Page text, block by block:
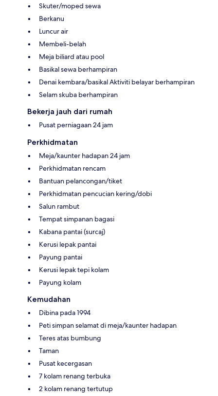
Skuter/moped sewa
Berkanu
Luncur air
Membeli-belah
Meja biliard atau pool
Basikal sewa berhampiran
Denai kembara/basikal Aktiviti belayar berhampiran
Selam skuba berhampiran
Bekerja jauh dari rumah
Pusat perniagaan 24 jam
Perkhidmatan
Meja/kaunter hadapan 24 jam
Perkhidmatan rencam
Bantuan pelancongan/tiket
Perkhidmatan pencucian kering/dobi
Salun rambut
Tempat simpanan bagasi
Kabana pantai (surcaj)
Kerusi lepak pantai
Payung pantai
Kerusi lepak tepi kolam
Payung kolam
Kemudahan
Dibina pada 1994
Peti simpan selamat di meja/kaunter hadapan
Teres atas bumbung
Taman
Pusat kecergasan
7 kolam renang terbuka
2 kolam renang tertutup